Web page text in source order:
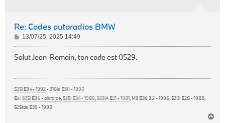
Re: Codes autoradios BMW
M
e
e
13/07/25, 2025 14:49
Salut Jean-Romain, ton code est 0529.
525i E34 - 1992-318is E30 - 1990
Ex :325i E36 - pistarde, 525i E34 - 1989,323iA E21 - 1981, M3 E36 3.2 - 1996, 520i E28 - 1988,
525tds E39 - 1998